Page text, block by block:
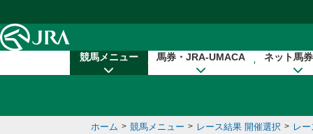
競馬メニュー 馬券・JRA-UMACA ネット馬
ホーム > 競馬メニュー > レース結果 開催選択 > レ